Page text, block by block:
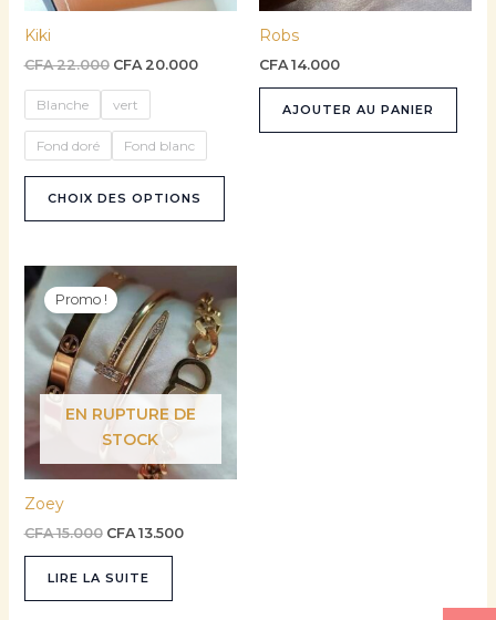
Kiki
CFA22.000 CFA20.000
Blanche vert
Fond doré Fond blanc
CHOIX DES OPTIONS
être
choisies
Robs
CFA14.000
AJOUTER AU PANIER
EN RUPTURE DE
STOCK
Promo !
Zoey
CFA15.000
Le
prix
initial
était :
CFA 15.000.
CFA13.500
prix
actuel
est :
CFA 13.500.
LIRE LA SUITE